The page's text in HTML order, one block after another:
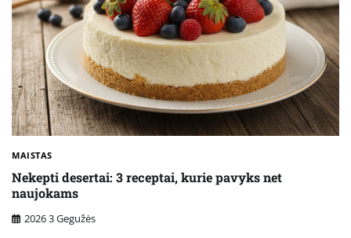
MAISTAS
Nekepti desertai: 3 receptai, kurie pavyks net
naujokams
2026 3 Gegužės